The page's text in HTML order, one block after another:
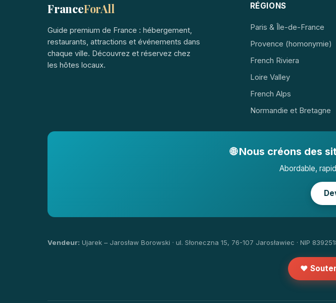
FranceForAll
Guide premium de France : hébergement,
restaurants, attractions et événements dans
chaque ville. Découvrez et réservez chez
les hôtes locaux.
RÉGIONS
Paris & Île-de-France
Provence (homonymie)
French Riviera
Loire Valley
French Alps
Normandie et Bretagne
🌐 Nous créons des
Abordable,
Vendeur: Ujarek – Jarosław Borowski · ul. Słoneczna 15, 76-107 Jarosławiec · NIP
❤️